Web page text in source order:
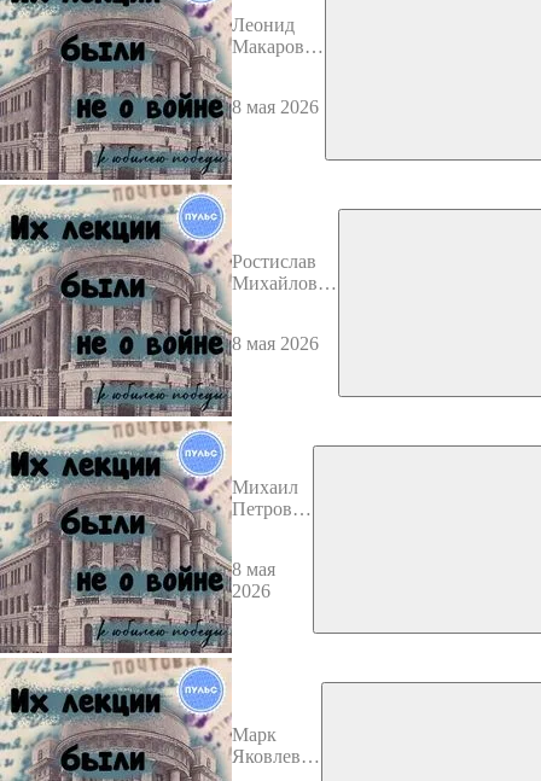
Леонид
Макарович
8 мая 2026
Ростислав
Михайлович
8 мая 2026
Михаил
Петрович
8 мая
2026
Марк
Яковлевич